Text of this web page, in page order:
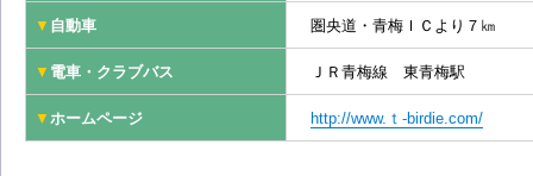
▼ 自動車 圏央道・青梅ＩＣより７㎞
▼ 電車・クラブバス ＪＲ青梅線 東青梅駅
▼ ホームページ http://www.ｔ-birdie.com/